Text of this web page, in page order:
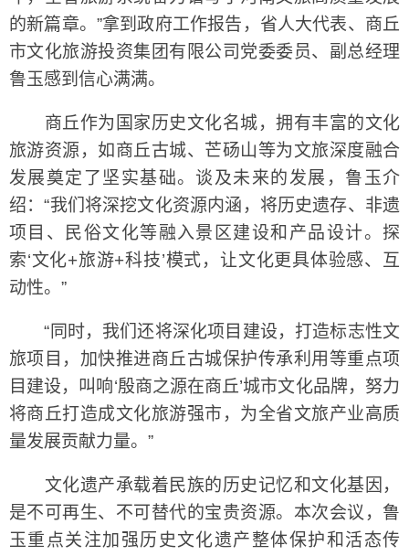
的新篇章。”拿到政府工作报告，省人大代表、商丘
市文化旅游投资集团有限公司党委委员、副总经理
鲁玉感到信心满满。
商丘作为国家历史文化名城，拥有丰富的文化
旅游资源，如商丘古城、芒砀山等为文旅深度融合
发展奠定了坚实基础。谈及未来的发展，鲁玉介
绍：“我们将深挖文化资源内涵，将历史遗存、非遗
项目、民俗文化等融入景区建设和产品设计。探
索‘文化+旅游+科技’模式，让文化更具体验感、互
动性。”
“同时，我们还将深化项目建设，打造标志性文
旅项目，加快推进商丘古城保护传承利用等重点项
目建设，叫响‘殷商之源在商丘’城市文化品牌，努力
将商丘打造成文化旅游强市，为全省文旅产业高质
量发展贡献力量。”
文化遗产承载着民族的历史记忆和文化基因，
是不可再生、不可替代的宝贵资源。本次会议，鲁
玉重点关注加强历史文化遗产整体保护和活态传